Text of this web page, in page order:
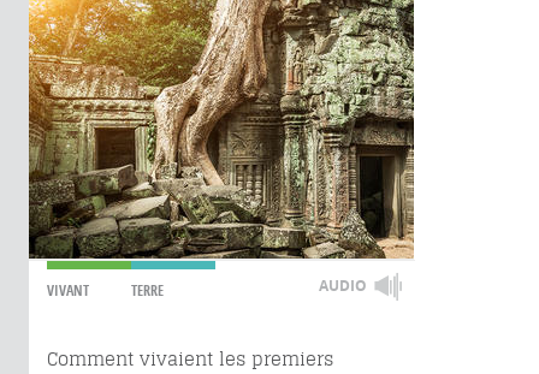
VIVANT TERRE AUDIO
Comment vivaient les premiers